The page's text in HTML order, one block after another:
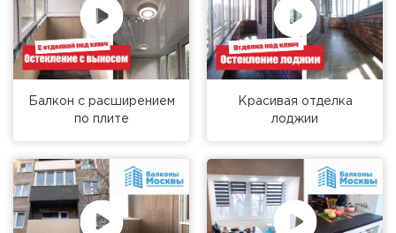
Балкон с расширением
по плите
Красивая отделка
лоджии